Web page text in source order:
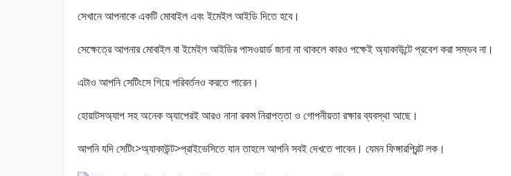
সেখানে আপনাকে একটি মোবাইল এবং ইমেইল আইডি দিতে হবে।
সেক্ষেত্রে আপনার মোবাইল বা ইমেইল আইডির পাসওয়ার্ড জানা না থাকলে কারও পক্ষেই অ্যাকাউন্টে প্রবেশ করা সম্ভব না।
এটাও আপনি সেটিংসে গিয়ে পরিবর্তনও করতে পারেন।
হোয়াটসঅ্যাপ সহ অনেক অ্যাপেরই আরও নানা রকম নিরাপত্তা ও গোপনীয়তা রক্ষার ব্যবস্থা আছে।
আপনি যদি সেটিং>অ্যাকাউন্ট>প্রাইভেসিতে যান তাহলে আপনি সবই দেখতে পাবেন। যেমন ফিঙ্গারপ্রিন্ট লক।